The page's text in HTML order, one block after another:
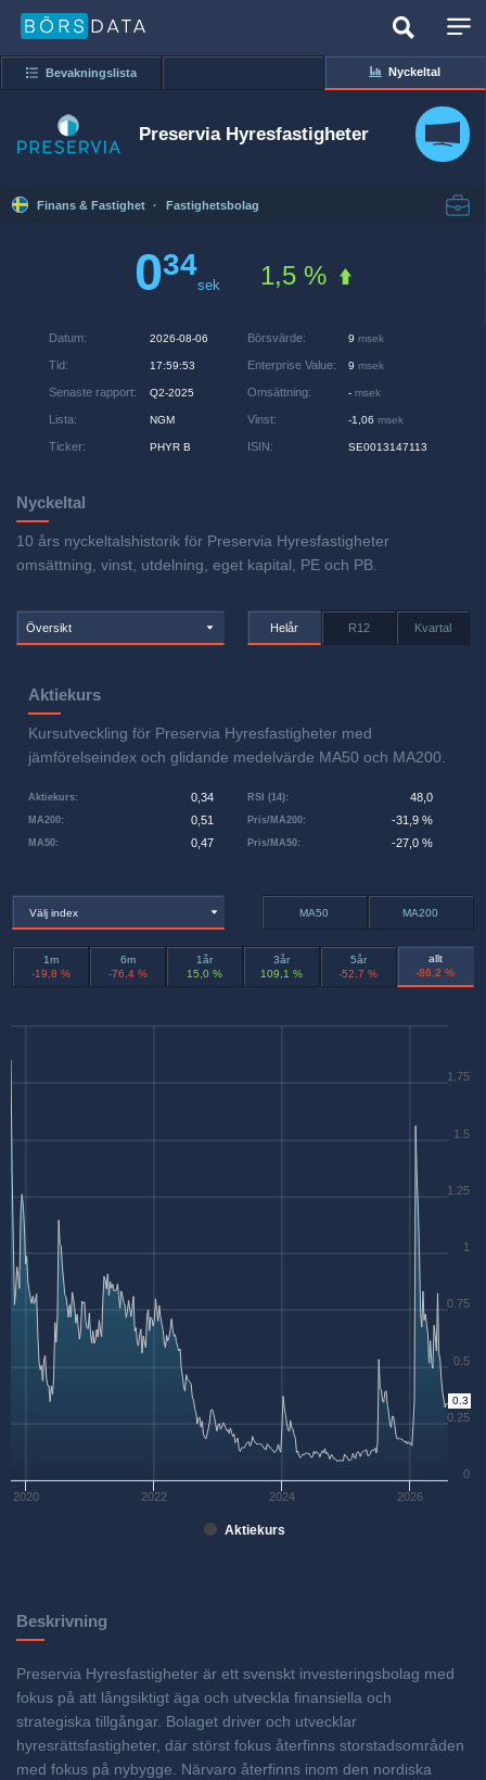
Bevakningslista Nyckeltal
Preservia Hyresfastigheter
Finans & Fastighet · Fastighetsbolag
034
sek 1,5 %
Datum: 2026-08-06
Tid: 17:59:53
Senaste rapport: Q2-2025
Lista: NGM
Ticker: PHYR B
Börsvärde: 9 msek
Enterprise Value: 9 msek
Omsättning: - msek
Vinst: -1,06 msek
ISIN: SE0013147113
Nyckeltal
10 års nyckeltalshistorik för Preservia Hyresfastigheter
omsättning, vinst, utdelning, eget kapital, PE och PB.
Översikt Helår R12 Kvartal
Aktiekurs
Kursutveckling för Preservia Hyresfastigheter med
jämförelseindex och glidande medelvärde MA50 och MA200.
Aktiekurs: 0,34
MA50: 0,47
MA200: 0,51 Pris/MA200: -31,9 %
RSI (14): 48,0
Pris/MA50: -27,0 %
Välj index MA50 MA200
1m
-19,8 %
6m
-76,4 %
1år
15,0 %
3år
109,1 %
5år
-52,7 %
allt
-86,2 %
Aktiekurs
2020 2022 2024 2026
0
0.25
0.5
0.75
1
1.25
1.5
1.75
0.3
Beskrivning
Preservia Hyresfastigheter är ett svenskt investeringsbolag med
fokus på att långsiktigt äga och utveckla finansiella och
strategiska tillgångar. Bolaget driver och utvecklar
hyresrättsfastigheter, där störst fokus återfinns storstadsområden
med fokus på nybygge. Närvaro återfinns inom den nordiska